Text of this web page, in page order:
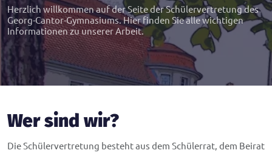
Herzlich willkommen auf der Seite der Schülervertretung des
Georg-Cantor-Gymnasiums. Hier finden Sie alle wichtigen
Informationen zu unserer Arbeit.
Wer sind wir?
Die Schülervertretung besteht aus dem Schülerrat, dem Beirat